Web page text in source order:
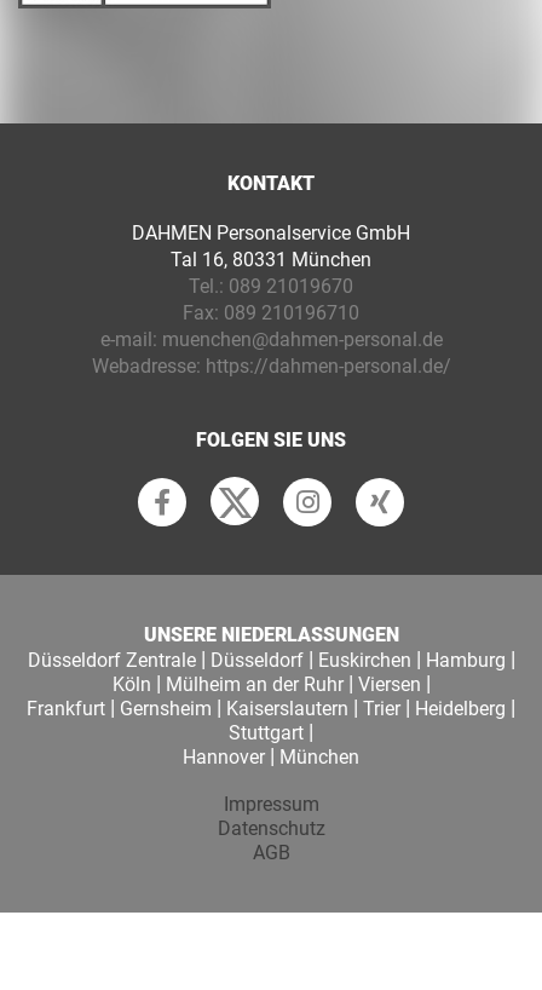
KONTAKT
DAHMEN Personalservice GmbH
Tal 16, 80331 München
Tel.: 089 21019670
Fax: 089 210196710
e-mail: muenchen@dahmen-personal.de
Webadresse: https://dahmen-personal.de/
FOLGEN SIE UNS
UNSERE NIEDERLASSUNGEN
Düsseldorf Zentrale| Düsseldorf| Euskirchen | Hamburg |
Köln | Mülheim an der Ruhr| Viersen |
Frankfurt | Gernsheim | Kaiserslautern | Trier | Heidelberg |
Stuttgart |
Hannover | München
Impressum
Datenschutz
AGB